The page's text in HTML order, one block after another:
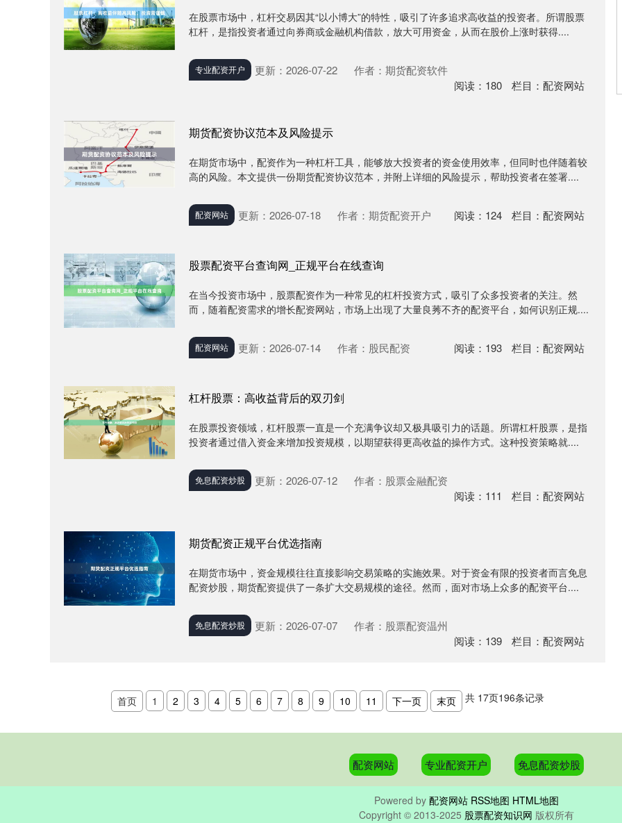
在股票市场中，杠杆交易因其“以小博大”的特性，吸引了许多追求高收益的投资者。所谓股票
杠杆，是指投资者通过向券商或金融机构借款，放大可用资金，从而在股价上涨时获得....
专业配资开户 更新：2026-07-22
作者：期货配资软件
阅读： 180 栏目： 配资网站
期货配资协议范本及风险提示
在期货市场中，配资作为一种杠杆工具，能够放大投资者的资金使用效率，但同时也伴随着较
高的风险。本文提供一份期货配资协议范本，并附上详细的风险提示，帮助投资者在签署....
配资网站 更新：2026-07-18 作者：期货配资开户 阅读： 124 栏目： 配资网站
股票配资平台查询网_正规平台在线查询
在当今投资市场中，股票配资作为一种常见的杠杆投资方式，吸引了众多投资者的关注。然
而，随着配资需求的增长配资网站，市场上出现了大量良莠不齐的配资平台，如何识别正规....
配资网站 更新：2026-07-14 作者：股民配资 阅读： 193 栏目： 配资网站
杠杆股票：高收益背后的双刃剑
在股票投资领域，杠杆股票一直是一个充满争议却又极具吸引力的话题。所谓杠杆股票，是指
投资者通过借入资金来增加投资规模，以期望获得更高收益的操作方式。这种投资策略就....
免息配资炒股 更新：2026-07-12
作者：股票金融配资
阅读： 111 栏目： 配资网站
期货配资正规平台优选指南
在期货市场中，资金规模往往直接影响交易策略的实施效果。对于资金有限的投资者而言免息
配资炒股，期货配资提供了一条扩大交易规模的途径。然而，面对市场上众多的配资平台....
免息配资炒股 更新：2026-07-07
作者：股票配资温州
阅读： 139 栏目： 配资网站
首页 1 2 3 4 5 6 7 8 9 10 11 下一页 末页 共 17页196条记录
配资网站 专业配资开户 免息配资炒股
Powered by 配资网站 RSS地图 HTML地图
Copyright © 2013-2025 股票配资知识网 版权所有